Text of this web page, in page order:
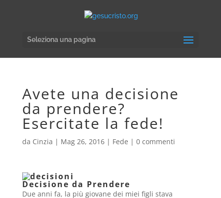
Seleziona una pagina
Avete una decisione
da prendere?
Esercitate la fede!
da Cinzia | Mag 26, 2016| Fede | 0 commenti
Decisione da Prendere
Due anni fa, la più giovane dei miei figli stava